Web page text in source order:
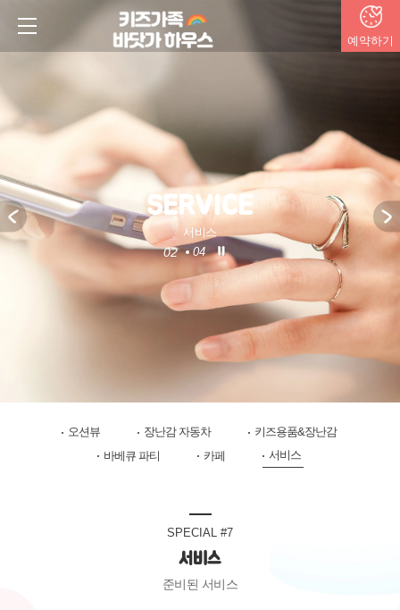
예약하기
SERVICE
서비스
2 4
오션뷰 장난감 자동차
키즈용품&장난감
바베큐 파티
카페 서비스
SPECIAL #7
서비스
준비된 서비스